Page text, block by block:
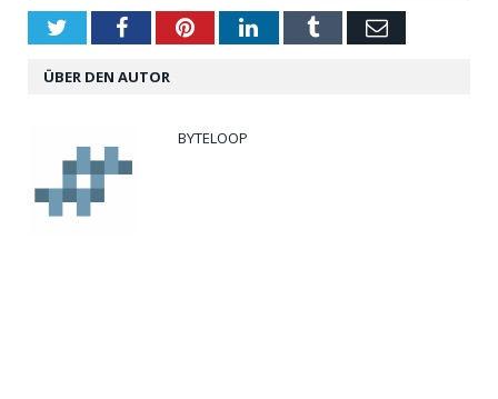
TwitterFacebookPinterestLinkedInTumblrEmail
ÜBER DEN AUTOR
BYTELOOP